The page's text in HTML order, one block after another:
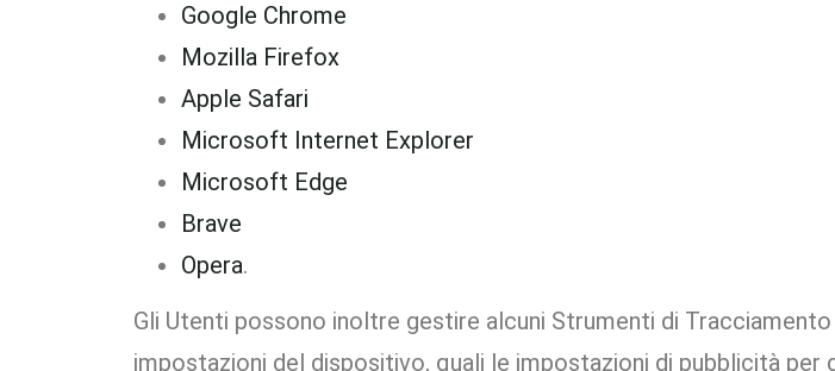
Google Chrome
Mozilla Firefox
Apple Safari
Microsoft Internet Explorer
Microsoft Edge
Brave
Opera.
Gli Utenti possono inoltre gestire alcuni Strumenti di
impostazioni del dispositivo, quali le impostazioni di pubblicità